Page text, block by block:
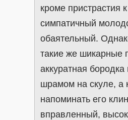
кроме пристрастия
симпатичный
обаятельный.
такие же шикарные
аккуратная
шрамом на скуле, а
напоминать его
вправленный,